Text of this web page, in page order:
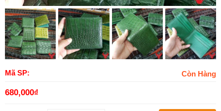
Mã SP: Còn Hàng
680,000₫